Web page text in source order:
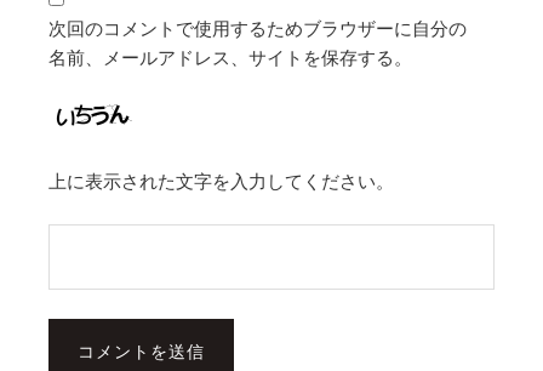
次回のコメントで使用するためブラウザーに自分の
名前、メールアドレス、サイトを保存する。
上に表示された文字を入力してください。